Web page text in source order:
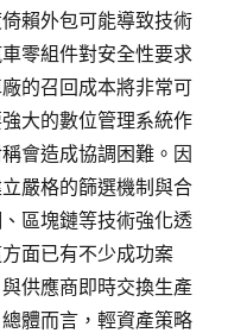
賴外包可能導致技術
零組件對安全性要求
的召回成本將非常可
大的數位管理系統作
會造成協調困難。因
嚴格的篩選機制與合
區塊鏈等技術強化透
面已有不少成功案
供應商即時交換生產
體而言，輕資產策略